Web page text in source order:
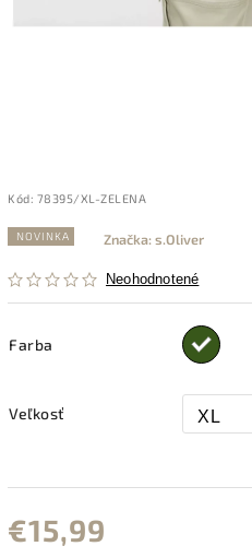
Kód: 78395/XL-ZELENA
NOVINKA
Neohodnotené
Značka:s.Oliver
Farba
Veľkosť
€15,99